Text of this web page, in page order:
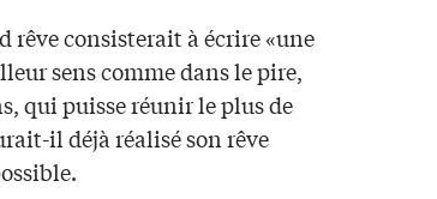
rêve consisterait à écrire «une
sens comme dans le pire,
qui puisse réunir le plus de
il déjà réalisé son rêve